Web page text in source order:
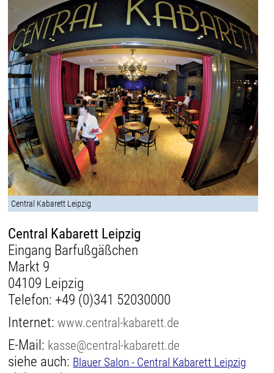
Central Kabarett Leipzig
Central Kabarett Leipzig
Eingang Barfußgäßchen
Markt 9
04109 Leipzig
Telefon: +49 (0)341 52030000
Internet:www.central-kabarett.de
E-Mail: kasse@central-kabarett.de
siehe auch: Blauer Salon - Central Kabarett Leipzig